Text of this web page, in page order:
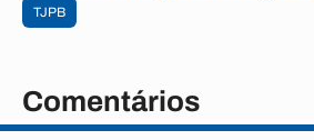
TJPB
Comentários